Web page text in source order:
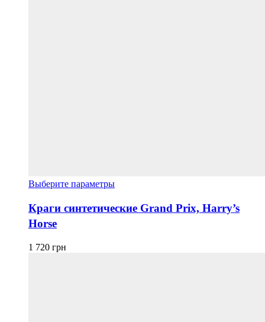
Выберите параметрыЭтот
имеет
несколько
Краги синтетические Grand Prix, Harry’s
Horse
1 720 грн